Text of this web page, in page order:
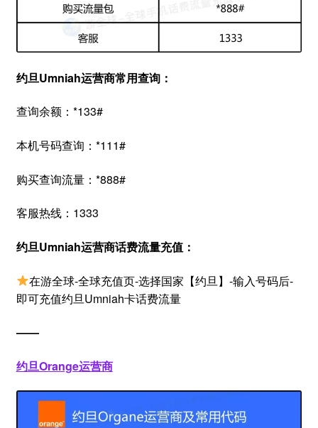
约旦Umniah运营商常用查询：
查询余额：*133#
本机号码查询：*111#
购买查询流量：*888#
客服热线：1333
约旦Umniah运营商话费流量充值：
在游全球-全球充值页-选择国家【约旦】-输入号码后-
即可充值约旦Umniah卡话费流量
——
约旦Orange运营商